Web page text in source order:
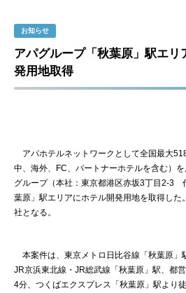
お知らせ
アパグループ「秋葉原」駅エリ
発用地取得
アパホテルネットワークとして全国最大
中、海外、FC、パートナーホテルを含む）
グループ（本社：東京都港区赤坂3丁目2-3
葉原」駅エリアにホテル開発用地を取得した
社となる。
本案件は、東京メトロ日比谷線「秋葉原」
JR京浜東北線・JR総武線「秋葉原」駅、都
4分、つくばエクスプレス「秋葉原」駅より